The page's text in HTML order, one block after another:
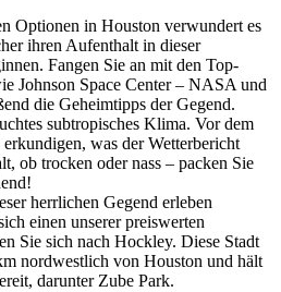
Optionen in Houston verwundert es
ihren Aufenthalt in dieser
Fangen Sie an mit den Top-
Johnson Space Center – NASA und
die Geheimtipps der Gegend.
subtropisches Klima. Vor dem
was der Wetterbericht
ob trocken oder nass – packen Sie
herrlichen Gegend erleben
einen unserer preiswerten
Sie sich nach Hockley. Diese Stadt
nordwestlich von Houston und hält
darunter Zube Park.